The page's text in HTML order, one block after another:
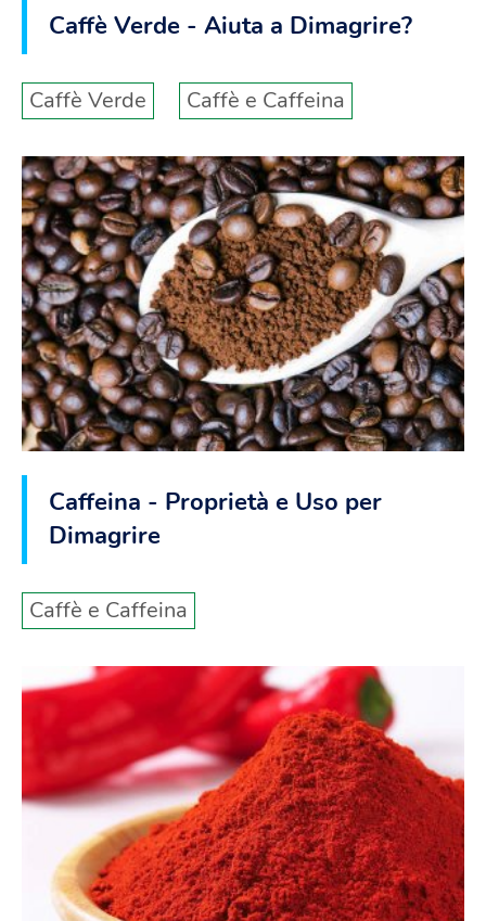
Caffè Verde - Aiuta a Dimagrire?
Caffè Verde Caffè e Caffeina
Caffeina - Proprietà e Uso per
Dimagrire
Caffè e Caffeina